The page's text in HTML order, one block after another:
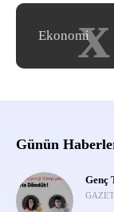
x
Ekonomi
Günün
Genç